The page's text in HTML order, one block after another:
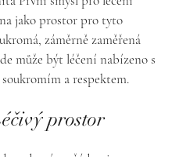
jako prostor pro tyto
záměrně zaměřená
může být léčení nabízeno s
a respektem.
prostor